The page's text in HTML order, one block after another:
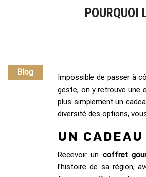
POURQUOI
Blog
Impossible de passer à
geste, on y retrouve une
plus simplement un
diversité des options,
UN
Recevoir uncoffret
l’histoire de sa région,